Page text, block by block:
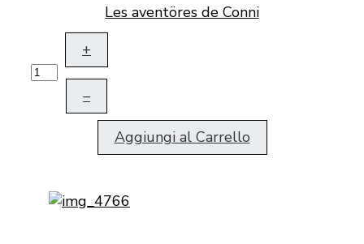
Les aventöres de Conni
+
–
Aggiungi al Carrello